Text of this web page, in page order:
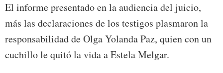
El informe presentado en la audiencia del juicio,
más las declaraciones de los testigos plasmaron la
responsabilidad de Olga Yolanda Paz, quien con un
cuchillo le quitó la vida a Estela Melgar.